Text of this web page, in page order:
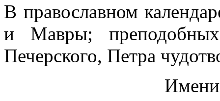
В православном
и Мавры;
Печерского, Петра